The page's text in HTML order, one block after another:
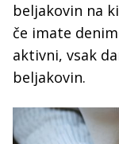
beljakovin na
če imate
aktivni, vsak
beljakovin.